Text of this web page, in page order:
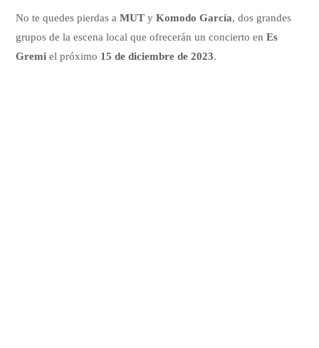
No te quedes pierdas aMUT yKomodo García, dos grandes
grupos de la escena local que ofrecerán un concierto enEs
Gremi el próximo 15 de diciembre de 2023.